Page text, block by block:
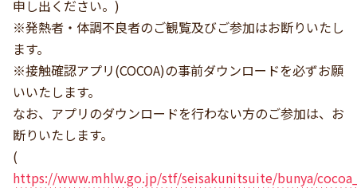
申し出ください。)
※発熱者・体調不良者のご観覧及びご参加はお断りいたし
ます。
※接触確認アプリ(COCOA)の事前ダウンロードを必ずお願
いいたします。
なお、アプリのダウンロードを行わない方のご参加は、お
断りいたします。
(
https://www.mhlw.go.jp/stf/seisakunitsuite/bunya/